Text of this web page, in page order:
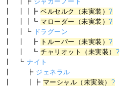
┃ ┃┃┣ベルセルク（未実装）?
┃ ┃┃┗ マローダー（未実装）?
┃ ┃┗ ドラグーン
┃ ┃ ┣ トルーパー（未実装）?
┃ ┃ ┗チャリオット（未実装） ?
┃ ┗ナイト
┃ ┣ ジェネラル
┃ ┃┣ マーシャル（未実装） ?